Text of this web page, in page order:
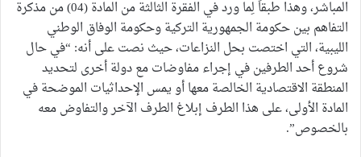
المباشر، وهذا طبقاً لِما ورد في الفقرة الثالثة من المادة (04) من مذكرة
التفاهم بين حكومة الجمهورية التركية وحكومة الوفاق الوطني
الليبية، التي اختصت بحل النزاعات، حيث نصت على أنه: “في حال
شروع أحد الطرفين في إجراء مفاوضات مع دولة أخرى لتحديد
المنطقة الاقتصادية الخالصة معها أو يمس الإحداثيات الموضحة في
المادة الأولى، على هذا الطرف إبلاغ الطرف الآخر والتفاوض معه
بالخصوص”.